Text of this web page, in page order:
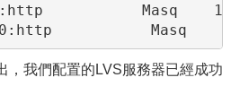
Masq
Masq
，我們配置的LVS服務器已經成功